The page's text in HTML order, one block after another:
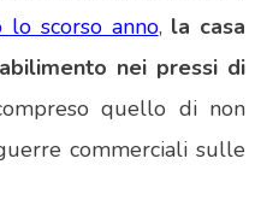
lo scorso anno, la casa
nei pressi di
quello di non
commerciali sulle